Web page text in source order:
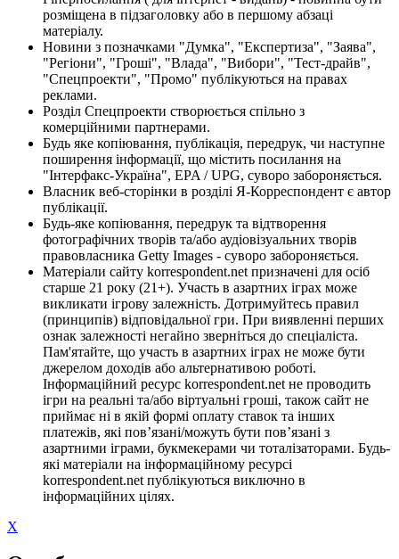
розміщена в підзаголовку або в першому абзаці
матеріалу.
Новини з позначками "Думка", "Експертиза", "Заява",
"Регіони", "Гроші", "Влада", "Вибори", "Тест-драйв",
"Спецпроекти", "Промо" публікуються на правах
реклами.
Розділ Спецпроекти створюється спільно з
комерційними партнерами.
Будь яке копіювання, публікація, передрук, чи наступне
поширення інформації, що містить посилання на
"Інтерфакс-Україна", EPA / UPG, суворо забороняється.
Власник веб-сторінки в розділі Я-Корреспондент є автор
публікації.
Будь-яке копіювання, передрук та відтворення
фотографічних творів та/або аудіовізуальних творів
правовласника Getty Images - суворо забороняється.
Матеріали сайту korrespondent.net призначені для осіб
старше 21 року (21+). Участь в азартних іграх може
викликати ігрову залежність. Дотримуйтесь правил
(принципів) відповідальної гри. При виявленні перших
ознак залежності негайно зверніться до спеціаліста.
Пам'ятайте, що участь в азартних іграх не може бути
джерелом доходів або альтернативою роботі.
Інформаційний ресурс korrespondent.net не проводить
ігри на реальні та/або віртуальні гроші, також сайт не
приймає ні в якій формі оплату ставок та інших
платежів, які пов’язані/можуть бути пов’язані з
азартними іграми, букмекерами чи тоталізаторами. Будь-
які матеріали на інформаційному ресурсі
korrespondent.net публікуються виключно в
інформаційних цілях.
X